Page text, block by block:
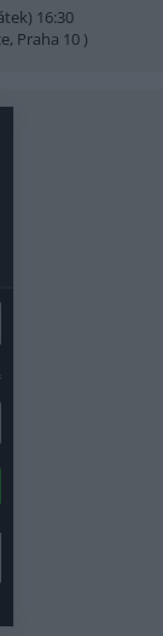
16:30
Praha 10 )